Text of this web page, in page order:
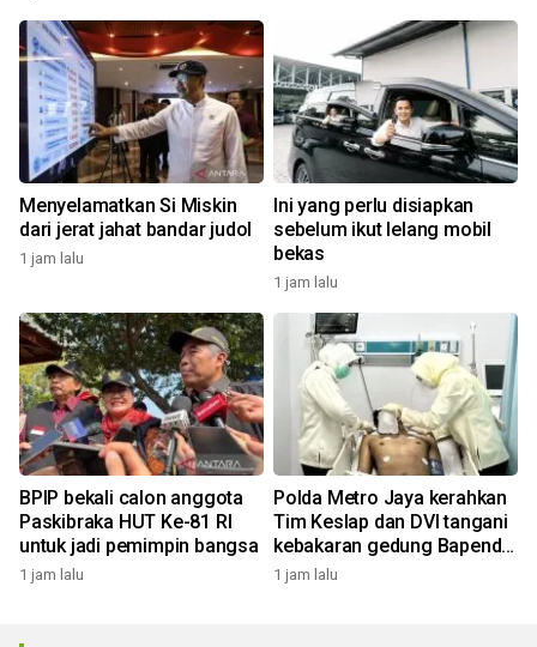
Menyelamatkan Si Miskin
dari jerat jahat bandar judol
1 jam lalu
Ini yang perlu disiapkan
sebelum ikut lelang mobil
bekas
1 jam lalu
BPIP bekali calon anggota
Paskibraka HUT Ke-81 RI
untuk jadi pemimpin bangsa
1 jam lalu
Polda Metro Jaya kerahkan
Tim Keslap dan DVI tangani
kebakaran gedung Bapenda
DKI
1 jam lalu